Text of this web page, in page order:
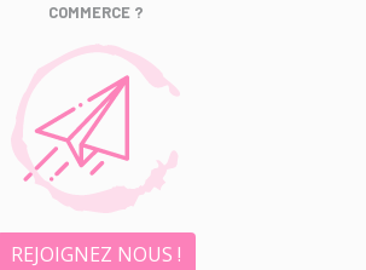
COMMERCE ?
REJOIGNEZ NOUS !